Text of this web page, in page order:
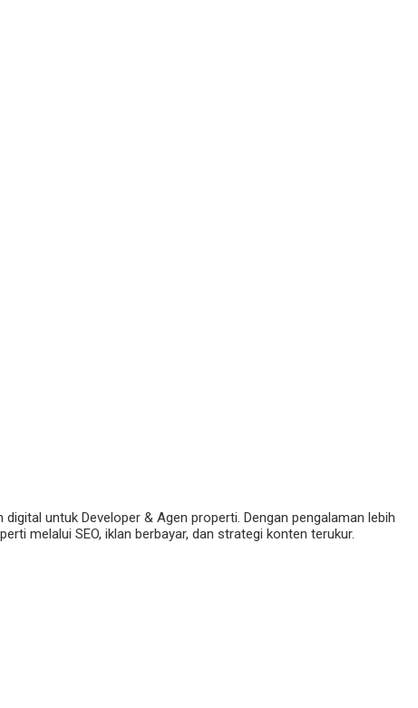
untuk Developer & Agen properti. Dengan pengalaman lebih
melalui SEO, iklan berbayar, dan strategi konten terukur.